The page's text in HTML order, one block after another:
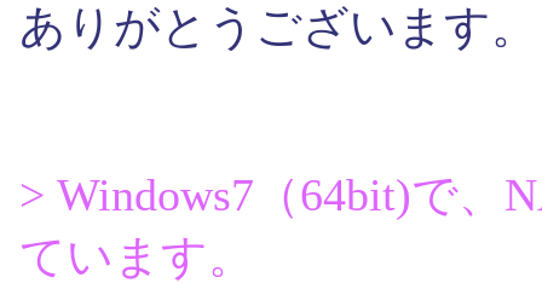
ありがとうございます。
> Windows7（64bit)で、
ています。